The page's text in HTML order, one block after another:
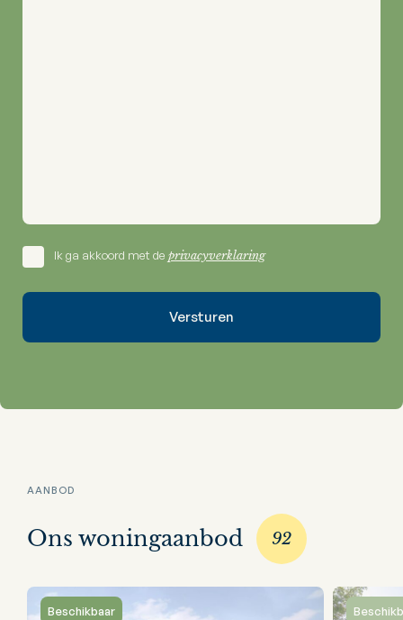
Ik ga akkoord met de privacyverklaring
AANBOD
Ons woningaanbod 92
Beschikbaar